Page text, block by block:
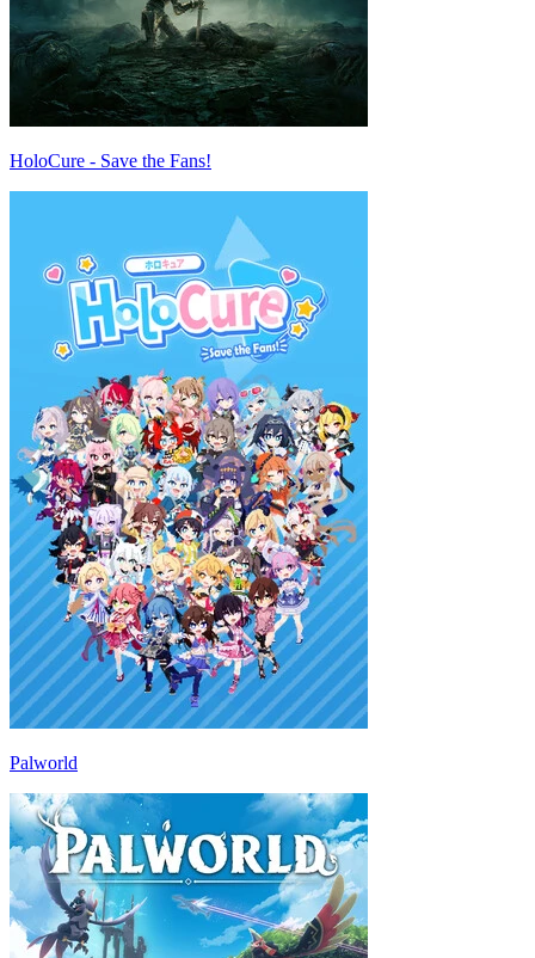
HoloCure - Save the Fans!
Palworld